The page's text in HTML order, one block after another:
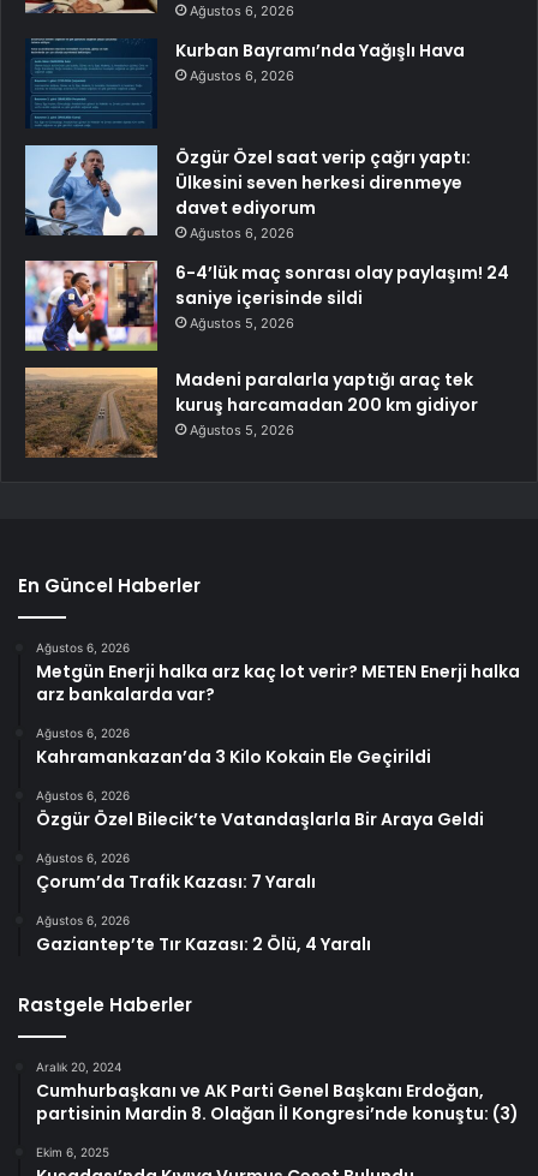
Ağustos 6, 2026
Kurban Bayramı’nda Yağışlı Hava
Ağustos 6, 2026
Özgür Özel saat verip çağrı yaptı:
Ülkesini seven herkesi direnmeye
davet ediyorum
Ağustos 6, 2026
6-4’lük maç sonrası olay paylaşım! 24
saniye içerisinde sildi
Ağustos 5, 2026
Madeni paralarla yaptığı araç tek
kuruş harcamadan 200 km gidiyor
Ağustos 5, 2026
En Güncel Haberler
Ağustos 6, 2026
Metgün Enerji halka arz kaç lot verir? METEN Enerji halka
arz bankalarda var?
Ağustos 6, 2026
Kahramankazan’da 3 Kilo Kokain Ele Geçirildi
Ağustos 6, 2026
Özgür Özel Bilecik’te Vatandaşlarla Bir Araya Geldi
Ağustos 6, 2026
Çorum’da Trafik Kazası: 7 Yaralı
Ağustos 6, 2026
Gaziantep’te Tır Kazası: 2 Ölü, 4 Yaralı
Rastgele Haberler
Aralık 20, 2024
Cumhurbaşkanı ve AK Parti Genel Başkanı Erdoğan,
partisinin Mardin 8. Olağan İl Kongresi’nde konuştu: (3)
Ekim 6, 2025